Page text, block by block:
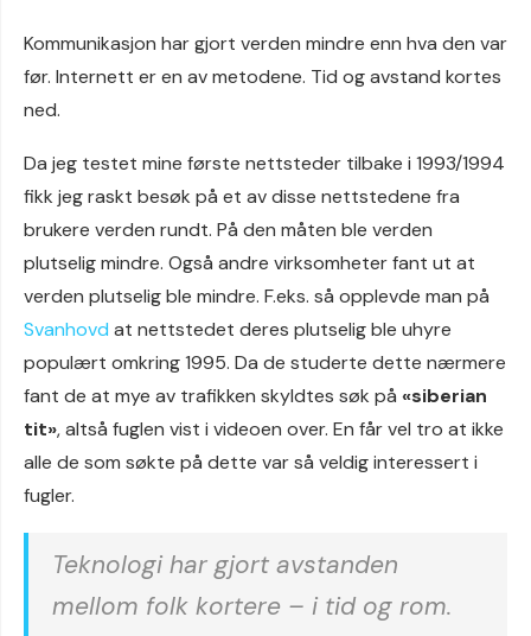
Kommunikasjon har gjort verden mindre enn hva den var
før. Internett er en av metodene. Tid og avstand kortes
ned.
Da jeg testet mine første nettsteder tilbake i 1993/1994
fikk jeg raskt besøk på et av disse nettstedene fra
brukere verden rundt. På den måten ble verden
plutselig mindre. Også andre virksomheter fant ut at
verden plutselig ble mindre. F.eks. så opplevde man på
Svanhovd at nettstedet deres plutselig ble uhyre
populært omkring 1995. Da de studerte dette nærmere
fant de at mye av trafikken skyldtes søk på «siberian
tit», altså fuglen vist i videoen over. En får vel tro at ikke
alle de som søkte på dette var så veldig interessert i
fugler.
Teknologi har gjort avstanden
mellom folk kortere – i tid og rom.